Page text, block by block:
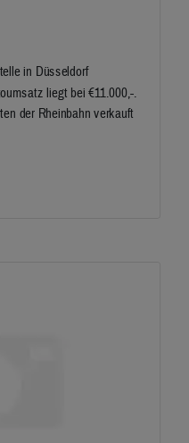
in Düsseldorf
liegt bei €11.000,-.
der Rheinbahn verkauft